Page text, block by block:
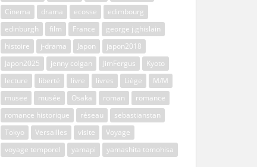
Cinema
drama ecosse
edimbourg
edinburgh
film France
george j.ghislain
histoire
j-drama Japon
japon2018
Japon2025
jenny colgan JimFergus
Kyoto
lecture
liberté livre livres Liège
M/M
musee
musée Osaka roman
romance
romance historique
réseau
sebastianstan
Tokyo
Versailles visite
Voyage
voyage temporel
yamapi yamashita tomohisa